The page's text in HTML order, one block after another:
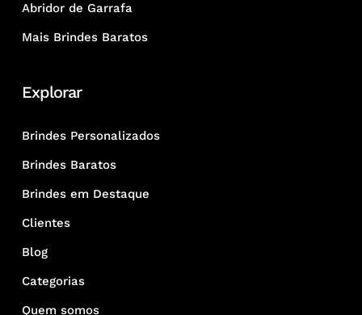
Abridor de Garrafa
Mais Brindes Baratos
Explorar
Brindes Personalizados
Brindes Baratos
Brindes em Destaque
Clientes
Blog
Categorias
Quem somos